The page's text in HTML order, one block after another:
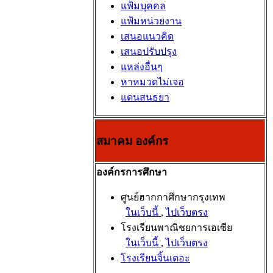
แฟ้มบุคคล
แฟ้มหน่วยงาน
เสนอแนวคิด
เสนอปรับปรุง
แหล่งอื่นๆ
หาหมวดไม่เจอ
แดนสนธยา
สมาคม องค์กร
องค์กรการศึกษา
ศูนย์ฮากกาศึกษากรุงเทพ
ในเว็บนี้ ,ไปเว็บตรง
โรงเรียนพาณิชยการเอเซีย
ในเว็บนี้ ,ไปเว็บตรง
โรงเรียนจิ้นเตอะ